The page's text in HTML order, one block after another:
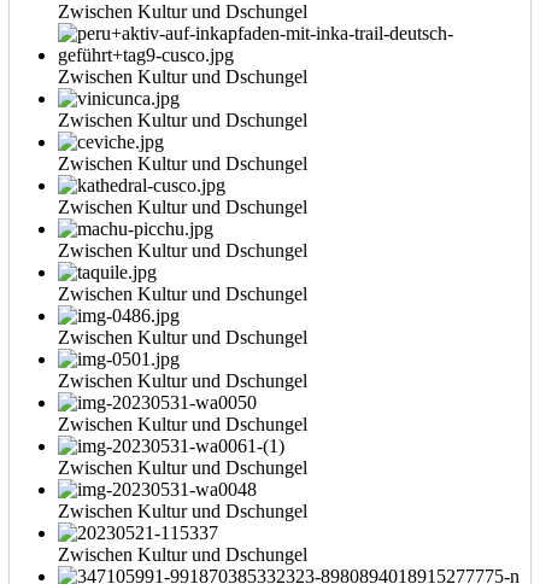
Zwischen Kultur und Dschungel
Zwischen Kultur und Dschungel
Zwischen Kultur und Dschungel
Zwischen Kultur und Dschungel
Zwischen Kultur und Dschungel
Zwischen Kultur und Dschungel
Zwischen Kultur und Dschungel
Zwischen Kultur und Dschungel
Zwischen Kultur und Dschungel
Zwischen Kultur und Dschungel
Zwischen Kultur und Dschungel
Zwischen Kultur und Dschungel
Zwischen Kultur und Dschungel